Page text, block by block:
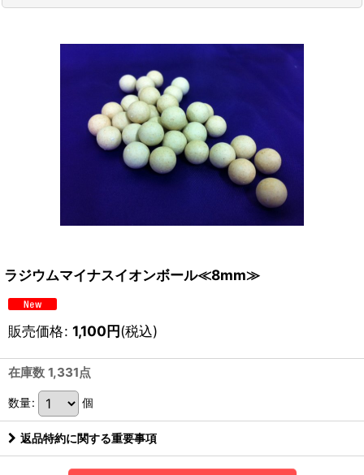
ラジウムマイナスイオンボール≪8mm≫
販売価格: 1,100円(税込)
在庫数 1,331点
数量: 個
返品特約に関する重要事項